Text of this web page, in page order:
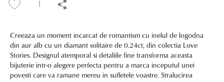
Creeaza un moment incarcat de romantism cu inelul de logodna
din aur alb cu un diamant solitaire de 0.24ct, din colectia Love
Stories. Designul atemporal si detaliile fine transforma aceasta
bijuterie intr-o alegere perfecta pentru a marca inceputul unei
povesti care va ramane mereu in sufletele voastre. Stralucirea